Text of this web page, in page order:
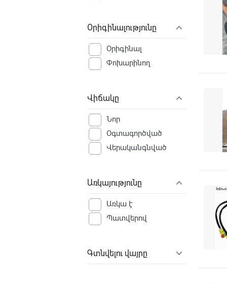
Օրիգինալությունը
Օրիգինալ
Փոխարինող
Վիճակը
Նոր
Օգտագործված
Վերականգնված
Առկայությունը
Առկա է
Պատվերով
Գտնվելու վայրը